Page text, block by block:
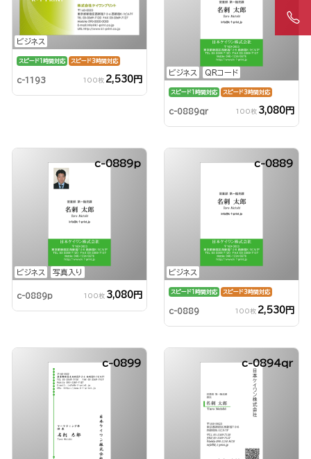
ビジネス
スピード1時間対応 スピード3時間対応
c-1193 100枚 2,530円
ビジネス QRコード
スピード1時間対応 スピード3時間対応
c-0889qr 100枚 3,080円
ビジネス 写真入り
c-0889p
c-0889p 100枚 3,080円
ビジネス
c-0889
スピード1時間対応 スピード3時間対応
c-0889 100枚 2,530円
c-0899 c-0894qr